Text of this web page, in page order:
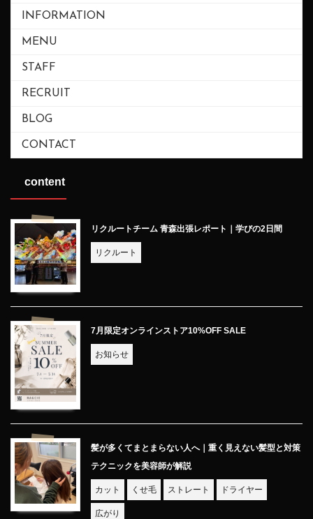
INFORMATION
MENU
STAFF
RECRUIT
BLOG
CONTACT
content
リクルートチーム 青森出張レポート｜学びの2日間
リクルート
7月限定オンラインストア10%OFF SALE
お知らせ
髪が多くてまとまらない人へ｜重く見えない髪型と対策
テクニックを美容師が解説
カット くせ毛 ストレート ドライヤー
広がり